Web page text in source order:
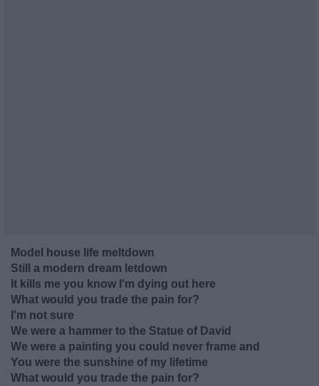
Model house life meltdown
Still a modern dream letdown
It kills me you know I'm dying out here
What would you trade the pain for?
I'm not sure
We were a hammer to the Statue of David
We were a painting you could never frame and
You were the sunshine of my lifetime
What would you trade the pain for?